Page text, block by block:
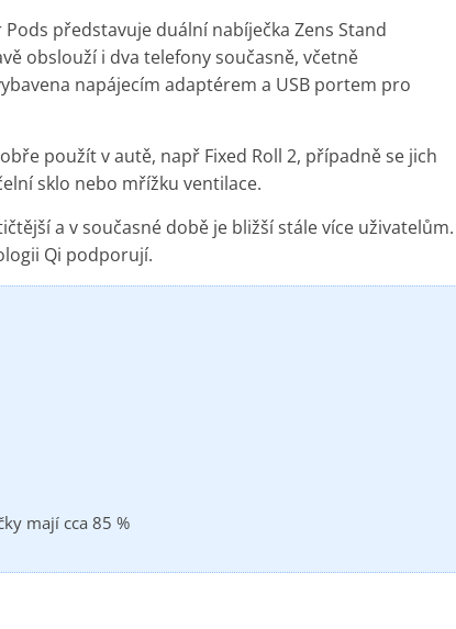
představuje duální nabíječka Zens Stand
obslouží i dva telefony současně, včetně
napájecím adaptérem a USB portem pro
použít v autě, např Fixed Roll 2, případně se jich
sklo nebo mřížku ventilace.
a v současné době je bližší stále více uživatelům.
Qi podporují.
mají cca 85 %